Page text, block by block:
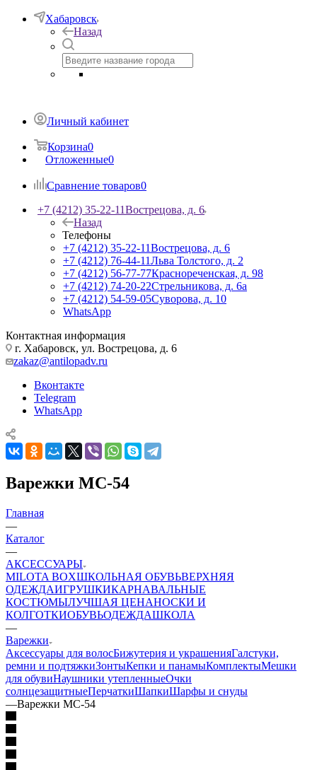
Хабаровск
Назад
Личный кабинет
Корзина0
Отложенные0
Сравнение товаров0
+7 (4212) 35-22-11Вострецова, д. 6
Назад
Телефоны
+7 (4212) 35-22-11Вострецова, д. 6
+7 (4212) 76-44-11Льва Толстого, д. 2
+7 (4212) 56-77-77Краснореченская, д. 98
+7 (4212) 74-20-22Стрельникова, д. 6а
+7 (4212) 54-59-05Суворова, д. 10
WhatsApp
Контактная информация
г. Хабаровск, ул. Вострецова, д. 6
zakaz@antilopadv.ru
Вконтакте
Telegram
WhatsApp
Варежки МС-54
Главная
—
Каталог
—
АКСЕССУАРЫ
MILOTA BOXШКОЛЬНАЯ ОБУВЬВЕРХНЯЯ
ОДЕЖДАИГРУШКИКАРНАВАЛЬНЫЕ
КОСТЮМЫЛУЧШАЯ ЦЕНАНОСКИ И
КОЛГОТКИОБУВЬОДЕЖДАШКОЛА
—
Варежки
Аксессуары для волосБижутерия и украшенияГалстуки,
ремни и подтяжкиЗонтыКепки и панамыКомплектыМешки
для обувиНаушники утепленныеОчки
солнцезащитныеПерчаткиШапкиШарфы и снуды
—Варежки МС-54